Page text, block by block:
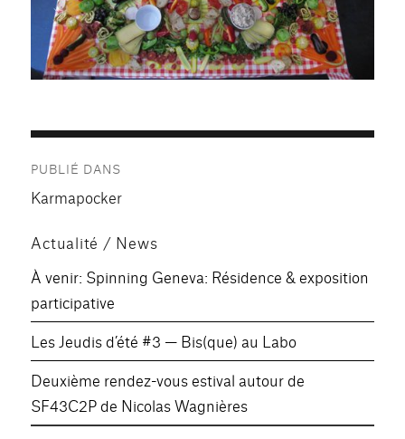
de
PUBLIÉ DANS
Karmapocker
Actualité / News
À venir: Spinning Geneva: Résidence & exposition
participative
Les Jeudis d’été #3 — Bis(que) au Labo
Deuxième rendez-vous estival autour de
SF43C2P de Nicolas Wagnières